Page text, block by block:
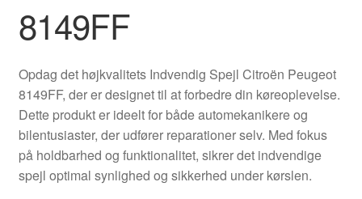
Kasse
Klageprocedure
Kontakte
Kurv
8149FF
Opdag det højkvalitets Indvendig Spejl Citroën Peugeot
8149FF, der er designet til at forbedre din køreoplevelse.
Dette produkt er ideelt for både automekanikere og
bilentusiaster, der udfører reparationer selv. Med fokus
på holdbarhed og funktionalitet, sikrer det indvendige
spejl optimal synlighed og sikkerhed under kørslen.